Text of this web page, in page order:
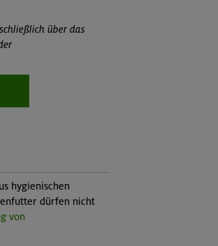
über das
hygienischen
dürfen nicht
von